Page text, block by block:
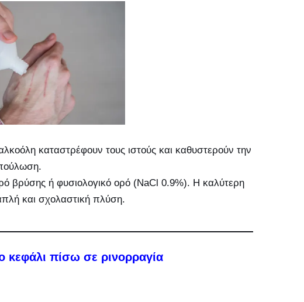
καταστρέφουν τους ιστούς και καθυστερούν την
βρύσης ή φυσιολογικό ορό (NaCl 0.9%). Η καλύτερη
και σχολαστική πλύση.
κεφάλι πίσω σε ρινορραγία